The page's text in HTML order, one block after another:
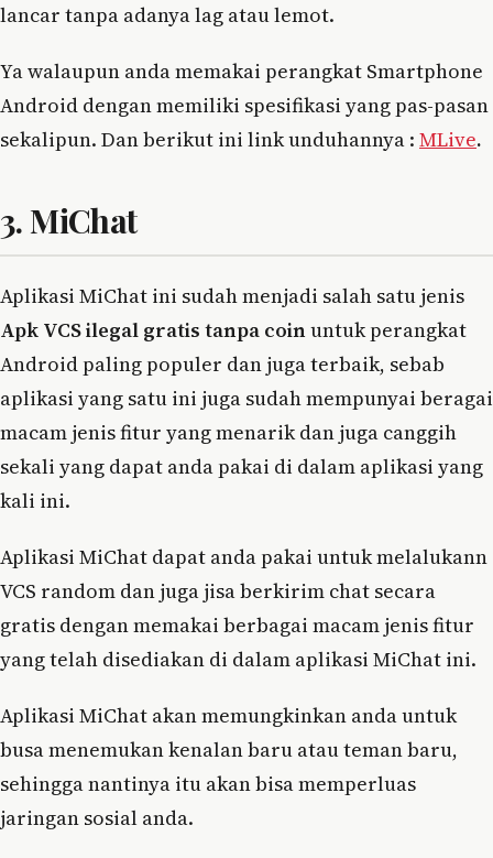
lancar tanpa adanya lag atau lemot.
Ya walaupun anda memakai perangkat Smartphone
Android dengan memiliki spesifikasi yang pas-pasan
sekalipun. Dan berikut ini link unduhannya : MLive.
3. MiChat
Aplikasi MiChat ini sudah menjadi salah satu jenis
Apk VCS ilegal gratis tanpa coinuntuk perangkat
Android paling populer dan juga terbaik, sebab
aplikasi yang satu ini juga sudah mempunyai beragai
macam jenis fitur yang menarik dan juga canggih
sekali yang dapat anda pakai di dalam aplikasi yang
kali ini.
Aplikasi MiChat dapat anda pakai untuk melalukann
VCS random dan juga jisa berkirim chat secara
gratis dengan memakai berbagai macam jenis fitur
yang telah disediakan di dalam aplikasi MiChat ini.
Aplikasi MiChat akan memungkinkan anda untuk
busa menemukan kenalan baru atau teman baru,
sehingga nantinya itu akan bisa memperluas
jaringan sosial anda.